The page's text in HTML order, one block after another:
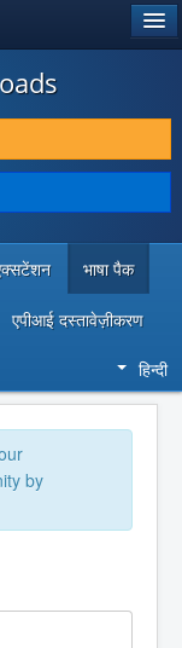
भाषा पैक
एपीआई दस्तावेज़ीकरण
हिन्दी
by